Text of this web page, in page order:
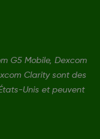
G5 Mobile, Dexcom
Clarity sont des
Unis et peuvent